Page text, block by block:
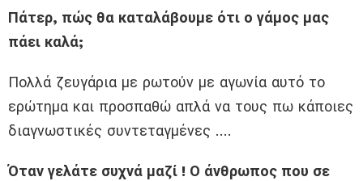
Πάτερ, πώς θα καταλάβουμε ότι ο γάμος μας
πάει καλά;
Πολλά ζευγάρια με ρωτούν με αγωνία αυτό το
ερώτημα και προσπαθώ απλά να τους πω κάποιες
διαγνωστικές συντεταγμένες ….
Όταν γελάτε συχνά μαζί ! Ο άνθρωπος που σε